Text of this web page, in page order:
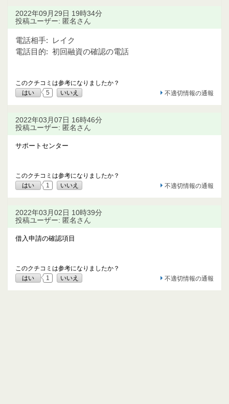
2022年09月29日 19時34分
投稿ユーザー: 匿名さん
電話相手:
レイク
電話目的: 初回融資の確認の電話
このクチコミは参考になりましたか？
はい
5 いいえ 不適切情報の通報
2022年03月07日 16時46分
投稿ユーザー: 匿名さん
サポートセンター
このクチコミは参考になりましたか？
はい
1 いいえ 不適切情報の通報
2022年03月02日 10時39分
投稿ユーザー: 匿名さん
借入申請の確認項目
このクチコミは参考になりましたか？
はい
1 いいえ 不適切情報の通報